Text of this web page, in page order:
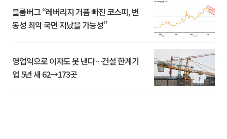
블룸버그 “레버리지 거품 빠진 코스피, 변
동성 최악 국면 지났을 가능성”
영업익으로 이자도 못 낸다…건설 한계기
업 5년 새 62→173곳